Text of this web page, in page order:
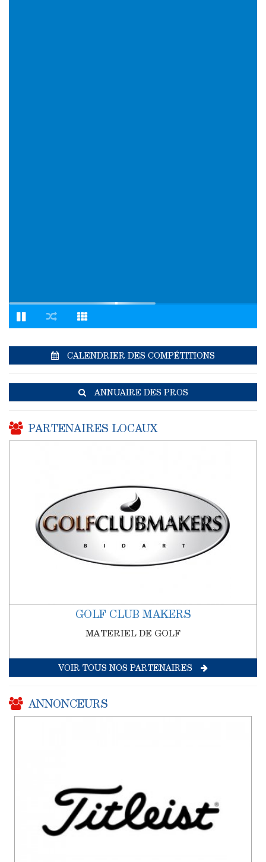
CALENDRIER DES COMPÉTITIONS
ANNUAIRE DES PROS
PARTENAIRES LOCAUX
GOLF CLUB MAKERS
MATERIEL DE GOLF
VOIR TOUS NOS PARTENAIRES
ANNONCEURS